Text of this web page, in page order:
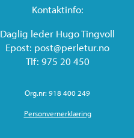
Kontaktinfo:
Daglig leder Hugo Tingvoll
Epost: post@perletur.no
Tlf: 975 20 450
Org.nr: 918 400 249
Personvernerklæring